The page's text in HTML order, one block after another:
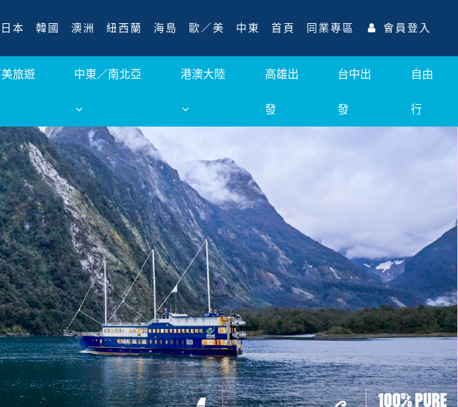
日本 韓國 澳洲 紐西蘭 海島 歐／美 中東 首頁 同業專區 會員登入
旅遊 中東／南北亞 港澳大陸 高雄出
發
台中出
發
自由
行
．一次滿足
遺產、溫泉美食一次收藏
握限定出發